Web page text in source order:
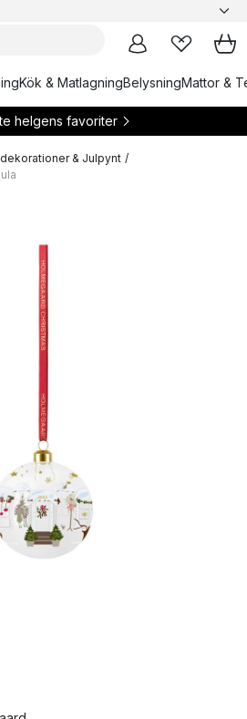
Kök & MatlagningBelysningMattor &
helgens favoriter
& Julpynt /